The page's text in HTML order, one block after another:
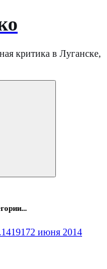
критика в Луганске,
19172 июня 2014